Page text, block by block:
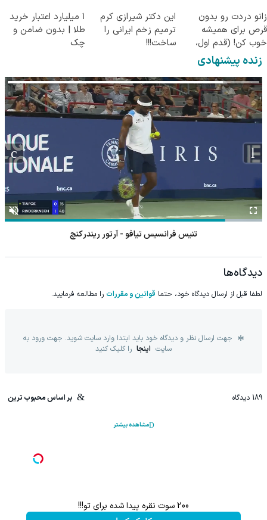
زانو دردت رو بدون
قرص برای همیشه
خوب کن! (قدم اول،
پرسش‌نامه)
این دکتر شیرازی کرم
ترمیم زخم ایرانی را
ساخت!!!
۱ میلیارد اعتبار خرید
طلا | بدون ضامن و
چک
زنده پیشنهادی
تنیس فرانسیس تیافو - آرتور ریندرکنچ
دیدگاه‌ها
لطفا قبل از ارسال دیدگاه خود، حتما قوانین و مقررات را مطالعه فرمایید.
جهت ارسال نظر و دیدگاه خود باید ابتدا وارد سایت شوید. جهت ورود به
سایت اینجا را کلیک کنید
189 دیدگاه بر اساس محبوب ترین
مشاهده بیشتر
200 سوت نقره پیدا شده برای تو!!!